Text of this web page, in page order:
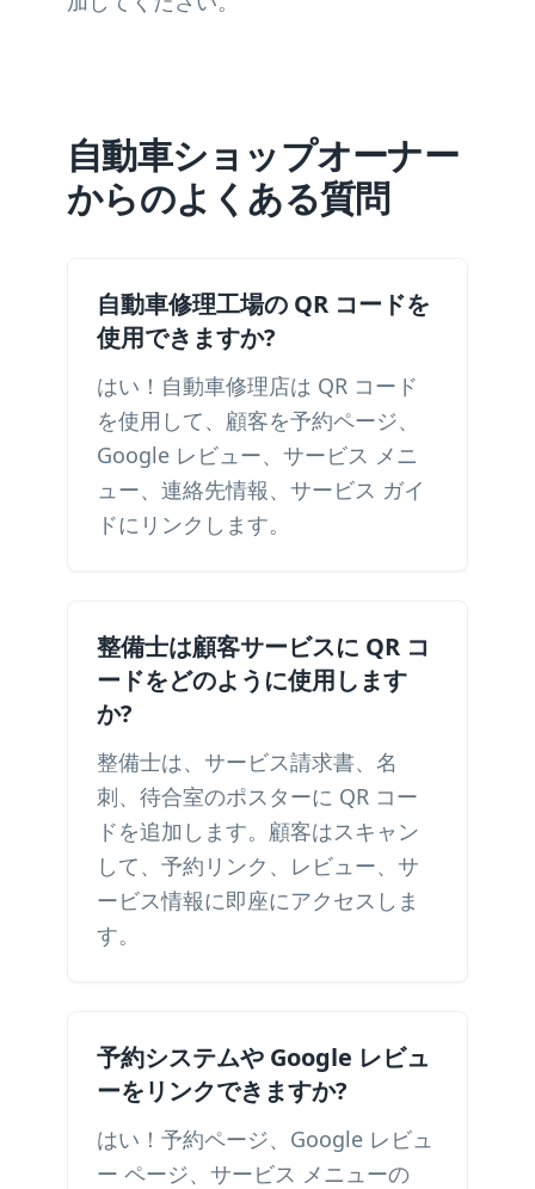
自動車ショップオーナー
からのよくある質問
自動車修理工場の QR コードを
使用できますか?
はい！自動車修理店は QR コード
を使用して、顧客を予約ページ、
Google レビュー、サービス メニ
ュー、連絡先情報、サービス ガイ
ドにリンクします。
整備士は顧客サービスに QR コ
ードをどのように使用します
か?
整備士は、サービス請求書、名
刺、待合室のポスターに QR コー
ドを追加します。顧客はスキャン
して、予約リンク、レビュー、サ
ービス情報に即座にアクセスしま
す。
予約システムや Google レビュ
ーをリンクできますか?
はい！予約ページ、Google レビュ
ー ページ、サービス メニューの